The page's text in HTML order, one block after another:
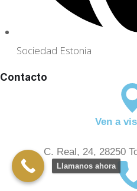
Sociedad Estonia
Contacto
Ven a
C. Real, 24, 28250
Llamanos ahora